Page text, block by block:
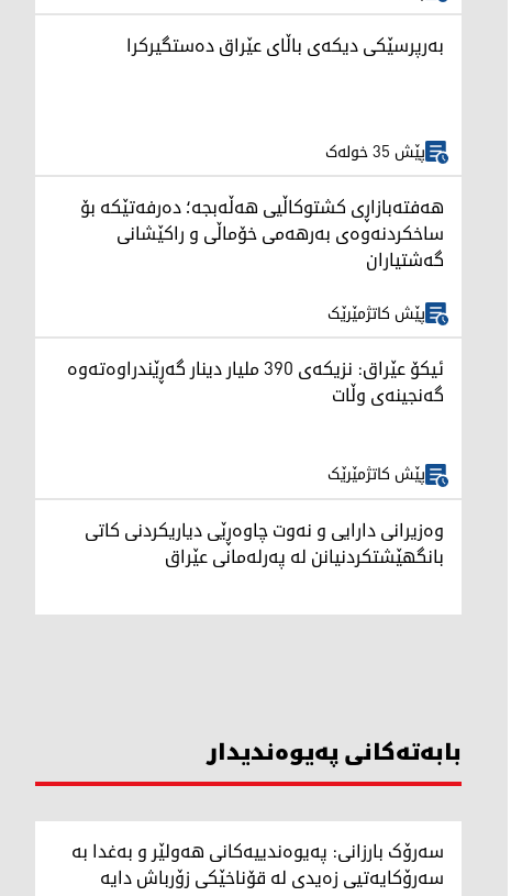
بەرپرسێکی دیکەی باڵای عێراق دەستگیرکرا
پێش 35 خولەک
هەفتەبازاڕی کشتوکاڵیی هەڵەبجە؛ دەرفەتێکە بۆ
ساخکردنەوەی بەرهەمی خۆماڵی و راکێشانی
گەشتیاران
پێش کاتژمێرێک
ئیکۆ عێراق: نزیکەی 390 ملیار دینار گەڕێندراوەتەوە
گەنجینەی وڵات
پێش کاتژمێرێک
وەزیرانی دارایی و نەوت چاوەڕێی دیاریکردنی کاتی
بانگهێشتکردنیانن لە پەرلەمانی عێراق
بابەتەکانی پەیوەندیدار
سەرۆک بارزانی: پەیوەندییەکانی هەولێر و بەغدا بە
سەرۆکایەتیی زەیدی لە قۆناخێکی زۆرباش دایە